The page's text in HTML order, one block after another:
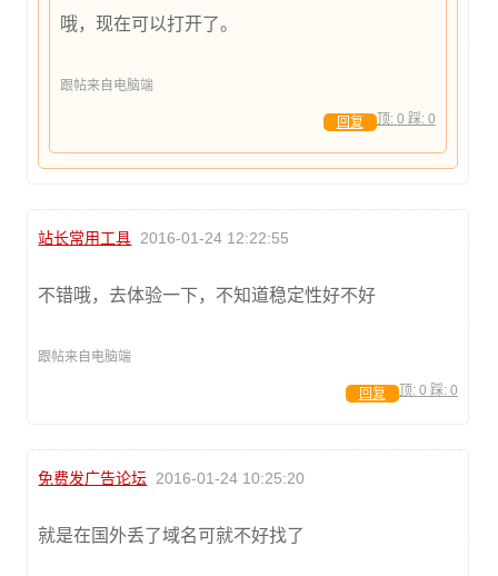
哦，现在可以打开了。
跟帖来自电脑端
顶: 0 踩: 0
回复
站长常用工具 2016-01-24 12:22:55
不错哦，去体验一下，不知道稳定性好不好
跟帖来自电脑端
顶: 0 踩: 0
回复
免费发广告论坛 2016-01-24 10:25:20
就是在国外丢了域名可就不好找了